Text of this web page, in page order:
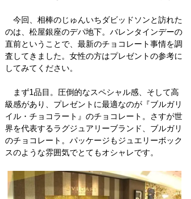
今回、相棒のじゅんいちダビッドソンと訪れた
のは、松屋銀座のデパ地下。バレンタインデーの
直前ということで、最新のチョコレート事情を調
査してきました。女性の方はプレゼントの参考に
してみてください。
まず1品目。圧倒的なスペシャル感、そして高
級感があり、プレゼントに最適なのが『ブルガリ
イル・チョコラート』のチョコレート。さすが世
界を代表するラグジュアリーブランド、ブルガリ
のチョコレート。パッケージもジュエリーボック
スのような雰囲気でとてもオシャレです。